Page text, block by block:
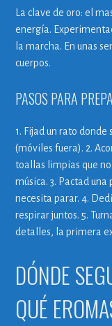
La clave de oro: el
energía.
la marcha. En unas
cuerpos.
PASOS PARA
1. Fijad un rato
(móviles fuera). 2.
toallas limpias que
música. 3. Pactad
necesita parar. 4.
respirar juntos. 5.
detalles, la primera
DÓNDE
QUÉ